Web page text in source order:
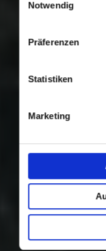
Nutzung der
Notwendig
Präferenzen
Statistiken
Marketing